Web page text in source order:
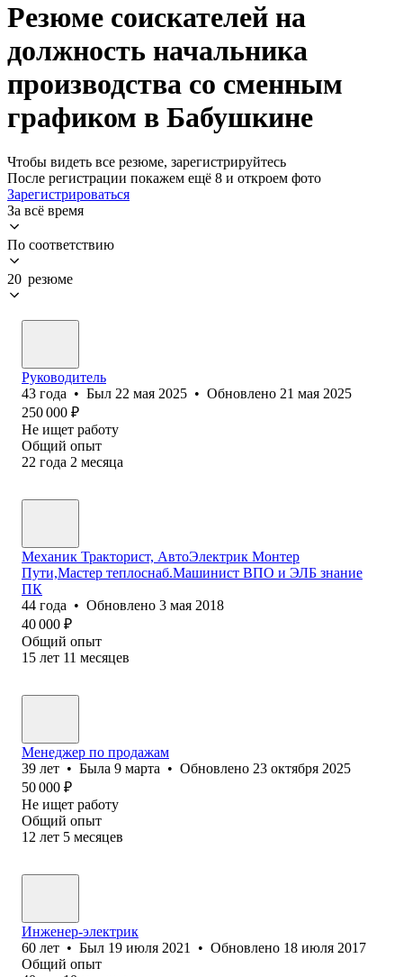
Резюме соискателей на
должность начальника
производства со сменным
графиком в Бабушкине
Чтобы видеть все резюме, зарегистрируйтесь
После регистрации покажем ещё 8 и откроем фото
Зарегистрироваться
За всё время
По соответствию
20 резюме
Руководитель
43 года • Был 22 мая 2025 • Обновлено 21 мая 2025
250 000 ₽
Не ищет работу
Общий опыт
22 года 2 месяца
Механик Тракторист, АвтоЭлектрик Монтер
Пути,Мастер теплоснаб.Машинист ВПО и ЭЛБ знание
ПК
44 года • Обновлено 3 мая 2018
40 000 ₽
Общий опыт
15 лет 11 месяцев
Менеджер по продажам
39 лет • Была 9 марта • Обновлено 23 октября 2025
50 000 ₽
Не ищет работу
Общий опыт
12 лет 5 месяцев
Инженер-электрик
60 лет • Был 19 июля 2021 • Обновлено 18 июля 2017
Общий опыт